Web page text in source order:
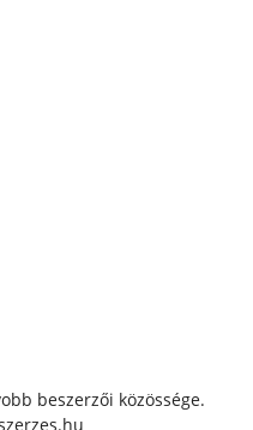
beszerzői közössége.